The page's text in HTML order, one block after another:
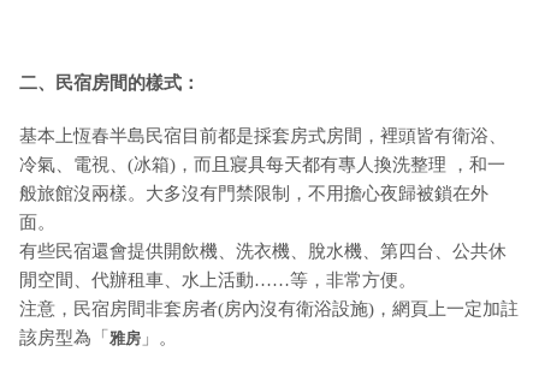
二、民宿房間的樣式：
基本上恆春半島民宿目前都是採套房式房間，裡頭皆有衛浴、
冷氣、電視、(冰箱)，而且寢具每天都有專人換洗整理 ，和一
般旅館沒兩樣。大多沒有門禁限制，不用擔心夜歸被鎖在外
面。
有些民宿還會提供開飲機、洗衣機、脫水機、第四台、公共休
閒空間、代辦租車、水上活動……等，非常方便。
注意，民宿房間非套房者(房內沒有衛浴設施)，網頁上一定加註
該房型為「 雅房 」。